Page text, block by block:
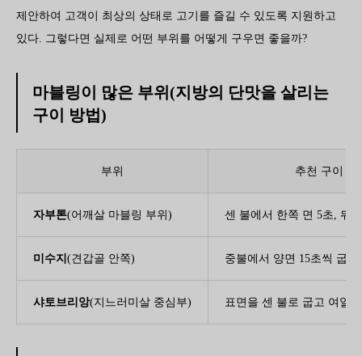
제안하여 고객이 최상의 상태로 고기를 즐길 수 있도록 지원하고
있다. 그렇다면 실제로 어떤 부위를 어떻게 구우면 좋을까?
마블링이 많은 부위(지방의 단맛을 살리는
구이 방법)
부위 추천 구이 방
자부톤(어깨살 마블링 부위) 센 불에서 한쪽 면 5초, 뒤
미수지 (견갑골 안쪽) 중불에서 양면 15초씩 굽는
샤토브리앙(지느러미살 중심부) 표면을 센 불로 굽고 여열